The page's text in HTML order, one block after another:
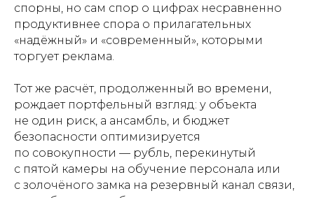
спорны, но сам спор о цифрах несравненно
продуктивнее спора о прилагательных
«надёжный» и «современный», которыми
торгует реклама.
Тот же расчёт, продолженный во времени,
рождает портфельный взгляд: у объекта
не один риск, а ансамбль, и бюджет
безопасности оптимизируется
по совокупности — рубль, перекинутый
с пятой камеры на обучение персонала или
с золочёного замка на резервный канал связи,